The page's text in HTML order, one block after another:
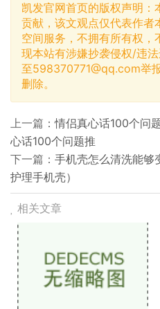
凯发官网首页的版权声明：
贡献，该文观点仅代表作者
空间服务，不拥有所有权
现本站有涉嫌抄袭侵权/违
至598370771@qq.com举
删除。
上一篇：情侣真心话100个问
心话100个问题推
下一篇： 手机壳怎么清洗能够
护理手机壳）
相关文章